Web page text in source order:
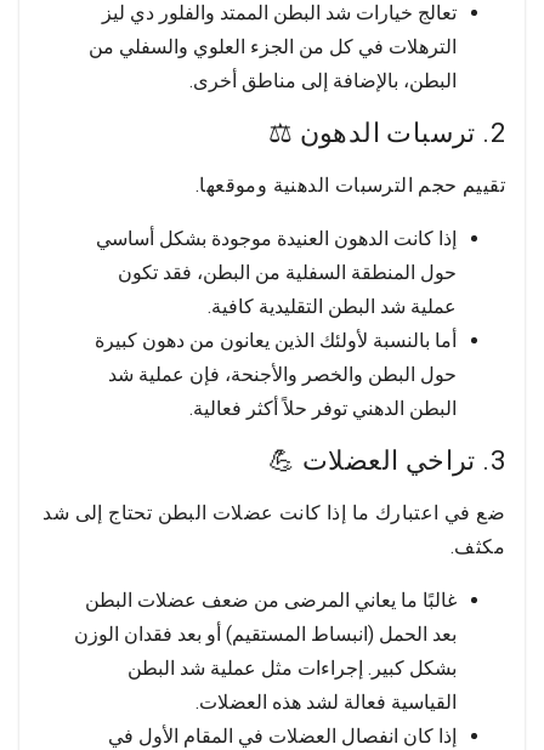
تعالج خيارات شد البطن الممتد والفلور دي ليز
الترهلات في كل من الجزء العلوي والسفلي من
البطن، بالإضافة إلى مناطق أخرى.
2. ترسبات الدهون ⚖️
تقييم حجم الترسبات الدهنية وموقعها.
إذا كانت الدهون العنيدة موجودة بشكل أساسي
حول المنطقة السفلية من البطن، فقد تكون
عملية شد البطن التقليدية كافية.
أما بالنسبة لأولئك الذين يعانون من دهون كبيرة
حول البطن والخصر والأجنحة، فإن عملية شد
البطن الدهني توفر حلاً أكثر فعالية.
3. تراخي العضلات 💪
ضع في اعتبارك ما إذا كانت عضلات البطن تحتاج إلى شد
مكثف.
غالبًا ما يعاني المرضى من ضعف عضلات البطن
بعد الحمل (انبساط المستقيم) أو بعد فقدان الوزن
بشكل كبير. إجراءات مثل عملية شد البطن
القياسية فعالة لشد هذه العضلات.
إذا كان انفصال العضلات في المقام الأول في